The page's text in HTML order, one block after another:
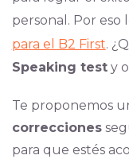
personal. Por eso
para el B2 First.
Speaking testy
Te proponemos
correcciones
para que estés